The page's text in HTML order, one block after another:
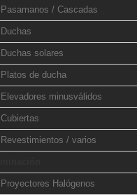
Pasamanos / Cascadas
Duchas
Duchas solares
Platos de ducha
Elevadores minusválidos
Cubiertas
Revestimientos / varios
Proyectores Halógenos